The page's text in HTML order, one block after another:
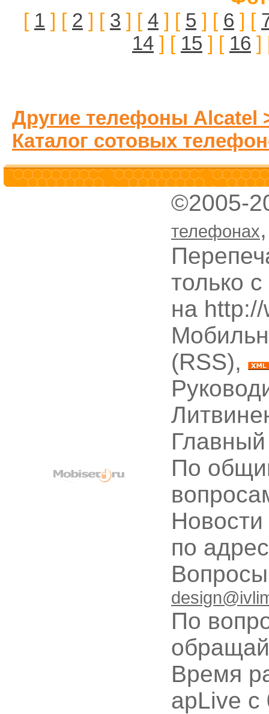
[ 1 ] [ 2 ] [ 3 ] [ 4 ] [ 5 ] [ 6 ] [
14 ] [ 15 ] [ 16 ]
Другие телефоны Alcatel
Каталог сотовых
©2005-
телефонах
только
на
(RSS),
По
по
По
Время
apLive c